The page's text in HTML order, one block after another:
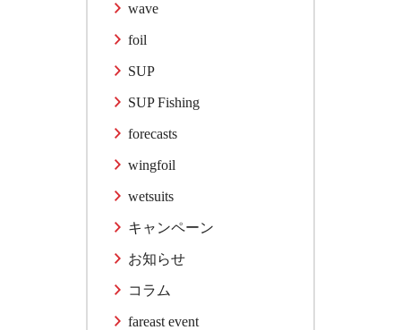
wave
foil
SUP
SUP Fishing
forecasts
wingfoil
wetsuits
キャンペーン
お知らせ
コラム
fareast event